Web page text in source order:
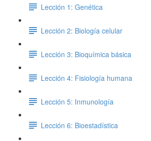
Lección 1: Genética
Lección 2: Biología celular
Lección 3: Bioquímica básica
Lección 4: Fisiología humana
Lección 5: Inmunología
Lección 6: Bioestadística